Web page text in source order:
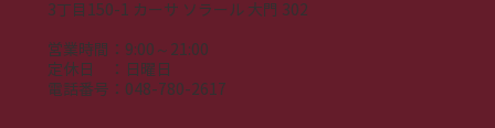
3丁目150-1 カーサ ソラール 大門 302
営業時間：9:00～21:00
​定休日 ：日曜日
​電話番号： 048-780-2617